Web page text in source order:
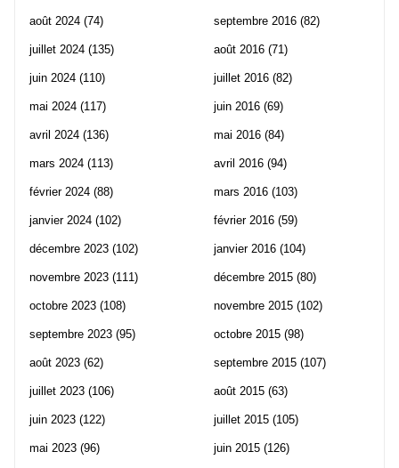
août 2024 (74)
juillet 2024 (135)
juin 2024 (110)
mai 2024 (117)
avril 2024 (136)
mars 2024 (113)
février 2024 (88)
janvier 2024 (102)
décembre 2023 (102)
novembre 2023 (111)
octobre 2023 (108)
septembre 2023 (95)
août 2023 (62)
juillet 2023 (106)
juin 2023 (122)
mai 2023 (96)
septembre 2016 (82)
août 2016 (71)
juillet 2016 (82)
juin 2016 (69)
mai 2016 (84)
avril 2016 (94)
mars 2016 (103)
février 2016 (59)
janvier 2016 (104)
décembre 2015 (80)
novembre 2015 (102)
octobre 2015 (98)
septembre 2015 (107)
août 2015 (63)
juillet 2015 (105)
juin 2015 (126)